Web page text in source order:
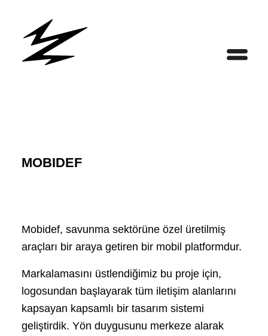
MOBIDEF
Mobidef, savunma sektörüne özel üretilmiş
araçları bir araya getiren bir mobil platformdur.
Markalamasını üstlendiğimiz bu proje için,
logosundan başlayarak tüm iletişim alanlarını
kapsayan kapsamlı bir tasarım sistemi
geliştirdik. Yön duygusunu merkeze alarak